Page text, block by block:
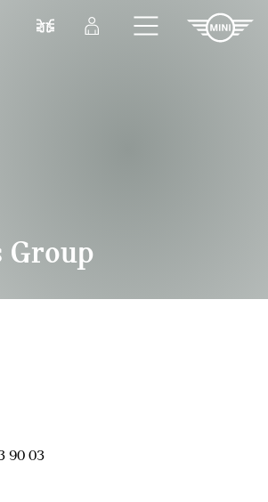
treści
Porównaj Zaloguj się
Group
90 03